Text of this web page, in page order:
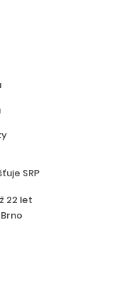
SRP
22 let